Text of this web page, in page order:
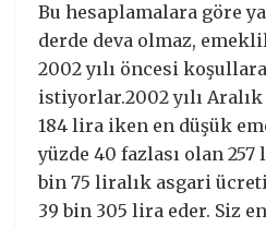
Bu hesaplamalara göre
derde deva olmaz,
2002 yılı öncesi
istiyorlar.2002 yılı
184 lira iken en düşük
yüzde 40 fazlası olan 257
bin 75 liralık asgari
39 bin 305 lira eder. Siz